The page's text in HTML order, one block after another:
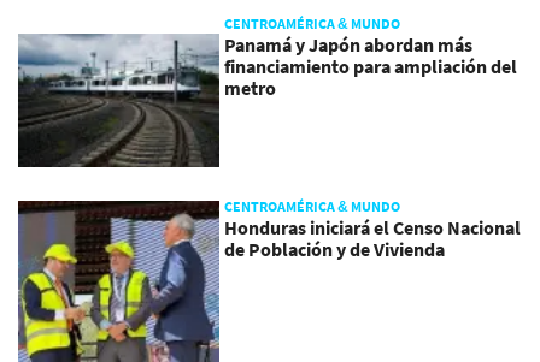
CENTROAMÉRICA & MUNDO
Panamá y Japón abordan más
financiamiento para ampliación del
metro
CENTROAMÉRICA & MUNDO
Honduras iniciará el Censo Nacional
de Población y de Vivienda